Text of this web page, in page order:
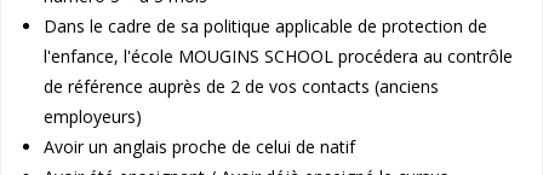
Dans le cadre de sa politique applicable de protection de
l'enfance, l'école MOUGINS SCHOOL procédera au contrôle
de référence auprès de 2 de vos contacts (anciens
employeurs)
Avoir un anglais proche de celui de natif